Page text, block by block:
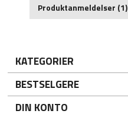
Produktanmeldelser (1)
KATEGORIER
BESTSELGERE
DIN KONTO